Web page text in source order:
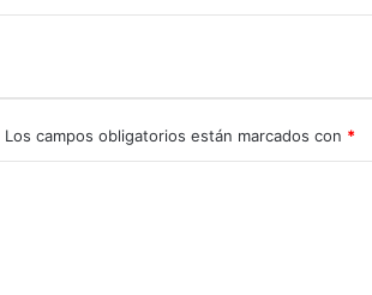
Los campos obligatorios están marcados con *